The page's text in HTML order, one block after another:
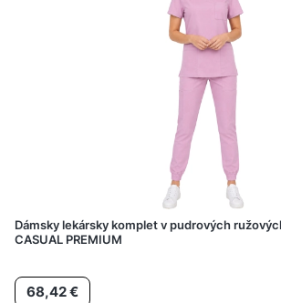
Dámsky lekársky komplet v pudrových
CASUAL PREMIUM
Cena
68,42 €